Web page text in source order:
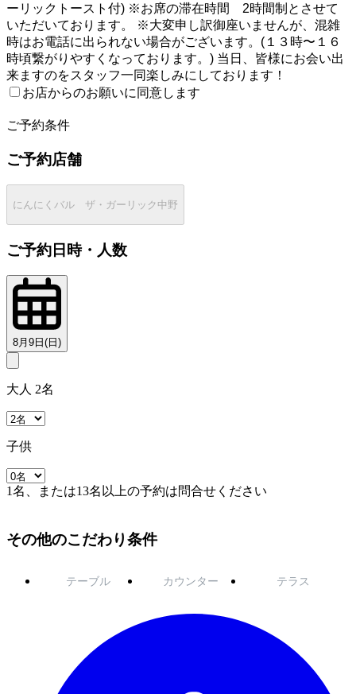
ーリックトースト付) ※お席の滞在時間 2時間制とさせて
いただいております。 ※大変申し訳御座いませんが、混雑
時はお電話に出られない場合がございます。(１３時〜１６
時頃繋がりやすくなっております。) 当日、皆様にお会い出
来ますのをスタッフ一同楽しみにしております！
お店からのお願いに同意します
ご予約条件
ご予約店舗
にんにくバル ザ・ガーリック中野
ご予約日時・人数
8月9日(日)
大人 2名
子供
1名、または13名以上の予約は問合せください
その他のこだわり条件
テーブル カウンター テラス